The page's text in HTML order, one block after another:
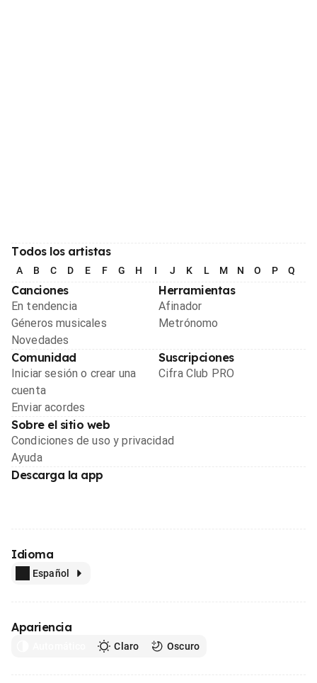
Todos los artistas
A B C D E F G H I J K L M N O P Q
Canciones
En tendencia
Géneros musicales
Novedades
Herramientas
Afinador
Metrónomo
Comunidad
Iniciar sesión o crear una
cuenta
Enviar acordes
Suscripciones
Cifra Club PRO
Sobre el sitio web
Condiciones de uso y privacidad
Ayuda
Descarga la app
Idioma
Español
Apariencia
Claro Oscuro